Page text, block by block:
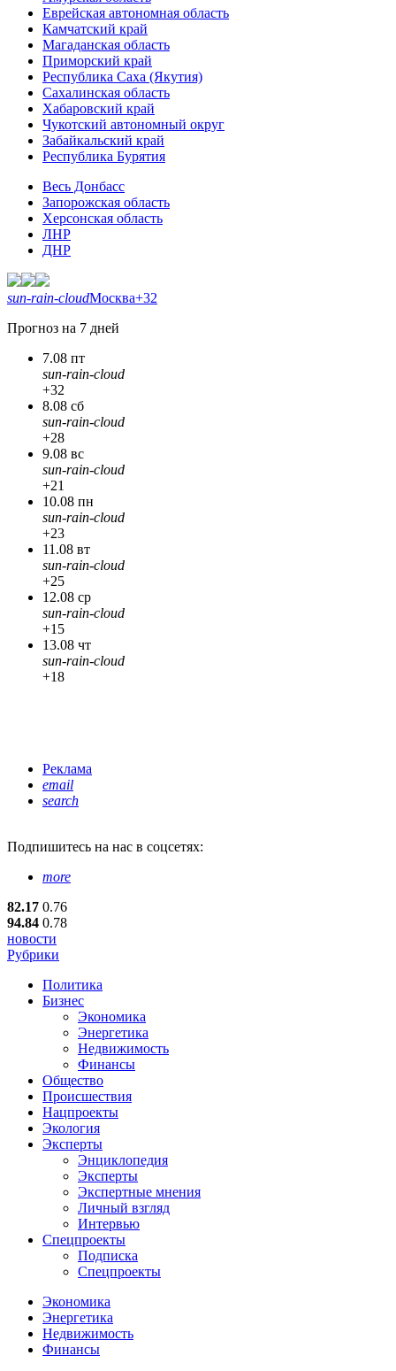
Еврейская автономная область
Камчатский край
Магаданская область
Приморский край
Республика Саха (Якутия)
Сахалинская область
Хабаровский край
Чукотский автономный округ
Забайкальский край
Республика Бурятия
Весь Донбасс
Запорожская область
Херсонская область
ЛНР
ДНР
sun-rain-cloudМосква+32
Прогноз на 7 дней
7.08 пт
sun-rain-cloud
+32
8.08 сб
sun-rain-cloud
+28
9.08 вс
sun-rain-cloud
+21
10.08 пн
sun-rain-cloud
+23
11.08 вт
sun-rain-cloud
+25
12.08 ср
sun-rain-cloud
+15
13.08 чт
sun-rain-cloud
+18
Реклама
email
search
Подпишитесь на нас в соцсетях:
more
82.17 0.76
94.84 0.78
новости
Рубрики
Политика
Бизнес
Экономика
Энергетика
Недвижимость
Финансы
Общество
Происшествия
Нацпроекты
Экология
Эксперты
Энциклопедия
Эксперты
Экспертные мнения
Личный взгляд
Интервью
Спецпроекты
Подписка
Спецпроекты
Экономика
Энергетика
Недвижимость
Финансы